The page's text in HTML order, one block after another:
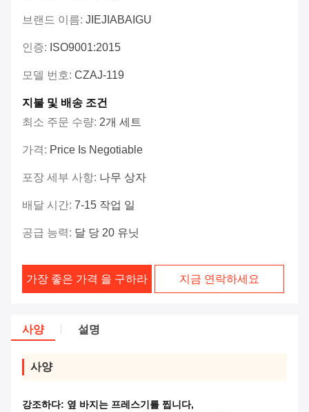
브랜드 이름: JIEJIABAIGU
인증: ISO9001:2015
모델 번호: CZAJ-119
지불 및 배송 조건
최소 주문 수량: 2개 세트
가격: Price Is Negotiable
포장 세부 사항: 나무 상자
배달 시간: 7-15 작업 일
공급 능력: 달 당 20 유닛
가장 좋은 가격 을 구하라 지금 연락하세요
사양 설명
사양
강조하다: 옆 바지는 프레스기를 찝니다,